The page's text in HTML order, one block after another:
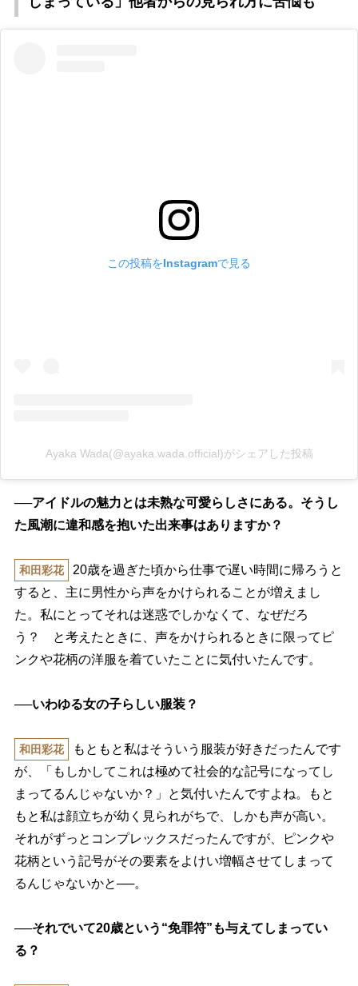
この投稿をInstagramで見る
Ayaka Wada(@ayaka.wada.official)がシェアした投稿
──アイドルの魅力とは未熟な可愛らしさにある。そうし
た風潮に違和感を抱いた出来事はありますか？
和田彩花
20歳を過ぎた頃から仕事で遅い時間に帰ろうと
すると、主に男性から声をかけられることが増えまし
た。私にとってそれは迷惑でしかなくて、なぜだろ
う？ と考えたときに、声をかけられるときに限ってピ
ンクや花柄の洋服を着ていたことに気付いたんです。
──いわゆる女の子らしい服装？
和田彩花
もともと私はそういう服装が好きだったんです
が、「もしかしてこれは極めて社会的な記号になってし
まってるんじゃないか？」と気付いたんですよね。もと
もと私は顔立ちが幼く見られがちで、しかも声が高い。
それがずっとコンプレックスだったんですが、ピンク
花柄という記号がその要素をよけい増幅させてしまって
るんじゃないかと──。
──それでいて20歳という“免罪符”も与えてしまってい
る？